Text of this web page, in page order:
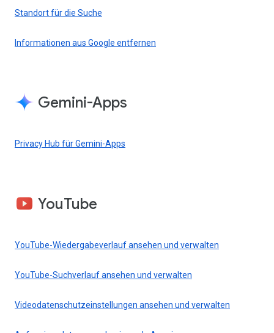
Standort für die Suche
Informationen aus Google entfernen
Gemini-Apps
Privacy Hub für Gemini-Apps
YouTube
YouTube-Wiedergabeverlauf ansehen und verwalten
YouTube-Suchverlauf ansehen und verwalten
Videodatenschutzeinstellungen ansehen und verwalten